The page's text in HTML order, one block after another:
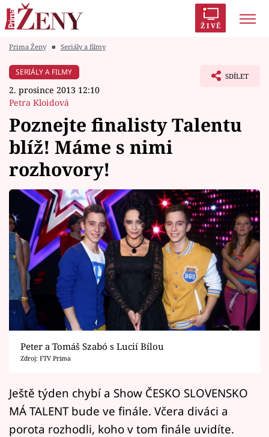
ŽIVĚ
Módní alarm
Témata
Celebrity
Vztahy
Seriály
Horoskopy
Sledujte prima+
Filmový festival Karlovy Vary
Pořady
Mámy sobě
Přihlášení
Prima Ženy ■ Seriály a filmy
SERIÁLY A FILMY
2. prosince 2013 12:10
Petra Kloidová
SDÍLET
Poznejte finalisty Talentu
blíž! Máme s nimi
rozhovory!
Peter a Tomáš Szabó s Lucií Bílou
Zdroj: FTV Prima
Ještě týden chybí a Show ČESKO SLOVENSKO
MÁ TALENT bude ve finále. Včera diváci a
porota rozhodli, koho v tom finále uvidíte.